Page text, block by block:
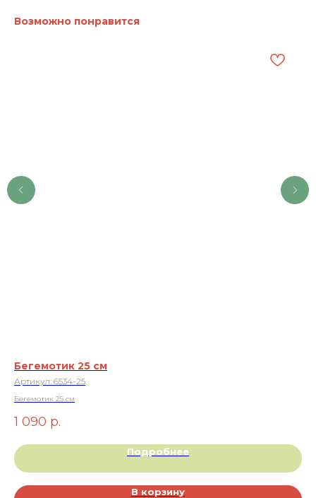
Возможно понравится
Бегемотик 25 см
Артикул: 6534-25
Бегемотик 25 см
1 090 р.
Подробнее
В корзину